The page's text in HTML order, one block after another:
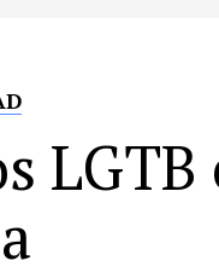
LGTB